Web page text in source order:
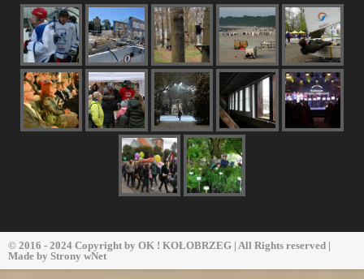
© 2016 - 2024 Copyright by OK ! KOŁOBRZEG | All Rights reserved |
Made by Strony wNet